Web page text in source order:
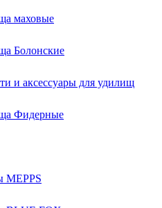
маховые
Болонские
и аксессуары для удилищ
Фидерные
MEPPS